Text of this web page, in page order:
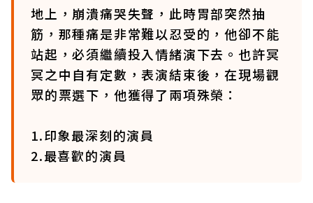
地上，崩潰痛哭失聲，此時胃部突然抽
筋，那種痛是非常難以忍受的，他卻不能
站起，必須繼續投入情緒演下去。也許冥
冥之中自有定數，表演結束後，在現場觀
眾的票選下，他獲得了兩項殊榮：
1.印象最深刻的演員
2.最喜歡的演員